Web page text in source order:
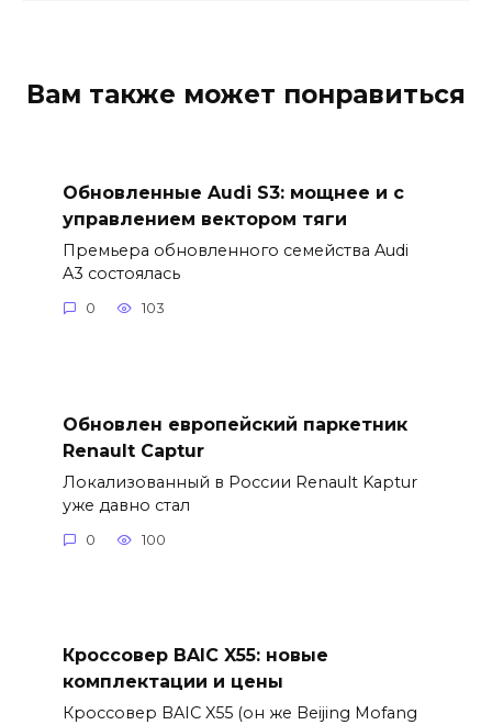
Вам также может понравиться
Обновленные Audi S3: мощнее и с
управлением вектором тяги
Премьера обновленного семейства Audi
A3 состоялась
0 103
Обновлен европейский паркетник
Renault Captur
Локализованный в России Renault Kaptur
уже давно стал
0 100
Кроссовер BAIC X55: новые
комплектации и цены
Кроссовер BAIC X55 (он же Beijing Mofang